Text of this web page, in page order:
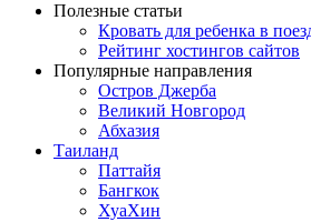
Полезные статьи
Кровать для ребенка в
Рейтинг хостингов сайтов
Популярные направления
Остров Джерба
Великий Новгород
Абхазия
Таиланд
Паттайя
Бангкок
ХуаХин